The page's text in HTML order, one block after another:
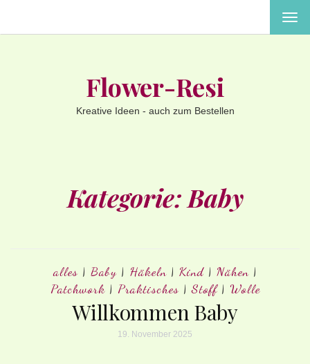
Flower-Resi
Kreative Ideen - auch zum Bestellen
Kategorie: Baby
alles| Baby| Häkeln| Kind| Nähen|
Patchwork| Praktisches|Stoff| Wolle
Willkommen Baby
19. November 2025